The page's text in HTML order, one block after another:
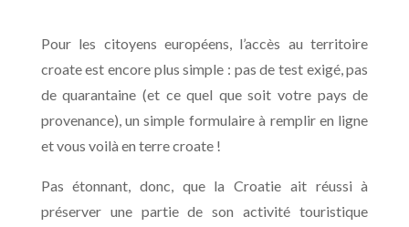
Pour les citoyens européens, l’accès au territoire
croate est encore plus simple : pas de test exigé, pas
de quarantaine (et ce quel que soit votre pays de
provenance), un simple formulaire à remplir en ligne
et vous voilà en terre croate !
Pas étonnant, donc, que la Croatie ait réussi à
préserver une partie de son activité touristique